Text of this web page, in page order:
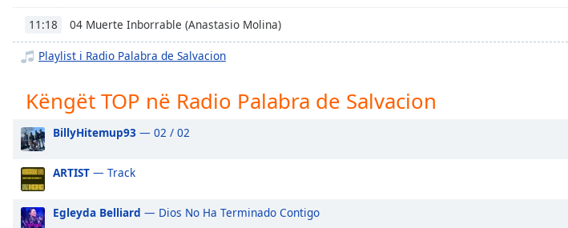
Chapters
Descriptions
off,
Subtitles
subtitles
opens
11:18 04 Muerte Inborrable (Anastasio Molina)
Playlist i Radio Palabra de Salvacion
Këngët TOP në Radio Palabra de Salvacion
BillyHitemup93 — 02 / 02
ARTIST — Track
Egleyda Belliard — Dios No Ha Terminado Contigo